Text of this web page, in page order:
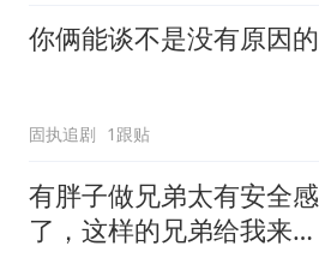
你俩能谈不是没有原因的
固执追剧 1跟贴
有胖子做兄弟太有安全感
了，这样的兄弟给我来一